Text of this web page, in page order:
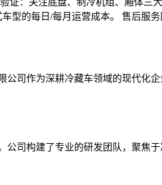
证：关注底盘、制冷机组、厢体三
型的每日/每月运营成本。 售后服务
司作为深耕冷藏车领域的现代化
司构建了专业的研发团队，聚焦